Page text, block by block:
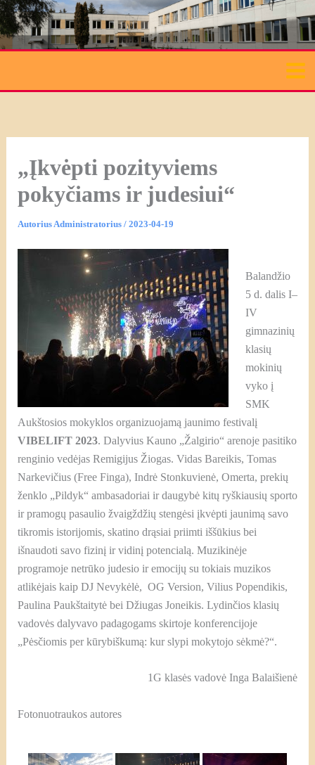
Pereiti
prie
turinio
„Įkvėpti pozityviems
pokyčiams ir judesiui“
AutoriusAdministratorius / 2023-04-19
Balandžio
5 d. dalis I–
IV
gimnazinių
klasių
mokinių
vyko į
SMK
Aukštosios mokyklos organizuojamą jaunimo festivalį
VIBELIFT 2023. Dalyvius Kauno „Žalgirio“ arenoje pasitiko
renginio vedėjas Remigijus Žiogas. Vidas Bareikis, Tomas
Narkevičius (Free Finga), Indrė Stonkuvienė, Omerta, prekių
ženklo „Pildyk“ ambasadoriai ir daugybė kitų ryškiausių sporto
ir pramogų pasaulio žvaigždžių stengėsi įkvėpti jaunimą savo
tikromis istorijomis, skatino drąsiai priimti iššūkius bei
išnaudoti savo fizinį ir vidinį potencialą. Muzikinėje
programoje netrūko judesio ir emocijų su tokiais muzikos
atlikėjais kaip DJ Nevykėlė, OG Version, Vilius Popendikis,
Paulina Paukštaitytė bei Džiugas Joneikis. Lydinčios klasių
vadovės dalyvavo padagogams skirtoje konferencijoje
„Pėsčiomis per kūrybiškumą: kur slypi mokytojo sėkmė?“.
1G klasės vadovė Inga Balaišienė
Fotonuotraukos autores